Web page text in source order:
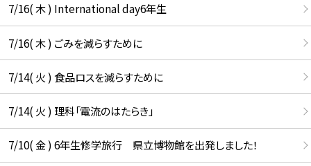
7/16( 木 ) International day6年生
7/16( 木 ) ごみを減らすために
7/14( 火 ) 食品ロスを減らすために
7/14( 火 ) 理科「電流のはたらき」
7/10( 金 ) 6年生修学旅行 県立博物館を出発しました！